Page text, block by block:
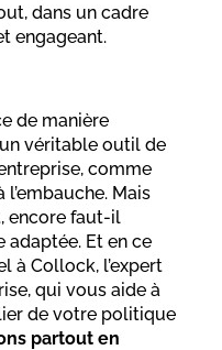
dans un cadre
engageant.
de manière
véritable outil de
comme
Mais
encore faut-il
adaptée. Et en ce
à Collock, l’expert
qui vous aide à
de votre politique
partout en